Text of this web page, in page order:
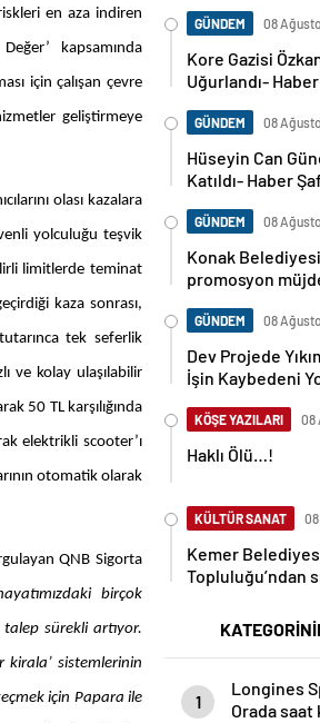
en aza indiren
kapsamında
için çalışan çevre
geliştirmeye
olası kazalara
yolculuğu teşvik
limitlerde teminat
kaza sonrası,
tek seferlik
ve kolay ulaşılabilir
50 TL karşılığında
elektrikli scooter’ı
otomatik olarak
QNB Sigorta
birçok
sürekli artıyor.
kirala’ sistemlerinin
için Papara ile
GÜNDEM 08
Kore Gazisi
Uğurlandı-
GÜNDEM 08
Hüseyin Can
Katıldı- Haber
GÜNDEM 08
Konak
promosyon
GÜNDEM 08
Dev Projede
İşin Kaybedeni
KÖŞE YAZILARI 08
Haklı Ölü…!
KÜLTÜR SANAT
Kemer
Topluluğu’ndan
1
Longines
Orada saat